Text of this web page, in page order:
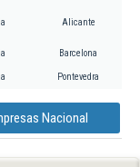
Alicante
Barcelona
Pontevedra
Nacional